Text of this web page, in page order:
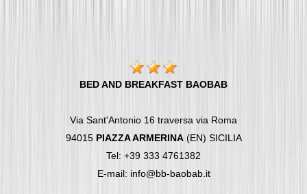
BED AND BREAKFAST BAOBAB
Via Sant'Antonio 16 traversa via Roma
94015 PIAZZA ARMERINA(EN) SICILIA
Tel: +39 333 4761382
E-mail: info@bb-baobab.it